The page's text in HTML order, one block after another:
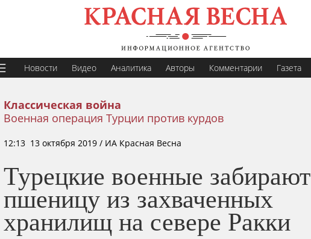
Новости Видео Аналитика Авторы Комментарии Газета
Классическая война
Военная операция Турции против курдов
12:13 13 октября 2019 / ИА Красная Весна
Турецкие военные забирают
пшеницу из захваченных
хранилищ на севере Ракки